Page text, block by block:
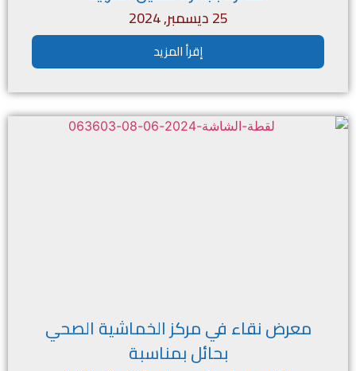
25 ديسمبر, 2024
إقرأ المزيد
معرض نقاء في مركز الخماشية الصحي
بحائل بمناسبة